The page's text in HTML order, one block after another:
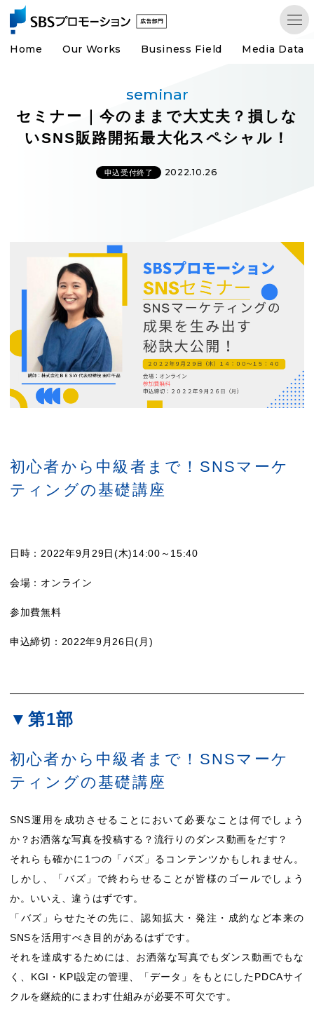
Home Our Works Business Field Media Data
seminar
セミナー｜今のままで大丈夫？損しな
いSNS販路開拓最大化スペシャル！
申込受付終了 2022.10.26
初心者から中級者まで！SNSマーケ
ティングの基礎講座
日時：2022年9月29日(木)14:00～15:40
会場：オンライン
参加費無料
申込締切：2022年9月26日(月)
▼第1部
初心者から中級者まで！SNSマーケ
ティングの基礎講座
SNS運用を成功させることにおいて必要なことは何でしょう
か？お洒落な写真を投稿する？流行りのダンス動画をだす？
それらも確かに1つの「バズ」るコンテンツかもしれません。
しかし、「バズ」で終わらせることが皆様のゴールでしょう
か。いいえ、違うはずです。
「バズ」らせたその先に、認知拡大・発注・成約など本来の
SNSを活用すべき目的があるはずです。
それを達成するためには、お洒落な写真でもダンス動画でもな
く、KGI・KPI設定の管理、「データ」をもとにしたPDCAサイ
クルを継続的にまわす仕組みが必要不可欠です。